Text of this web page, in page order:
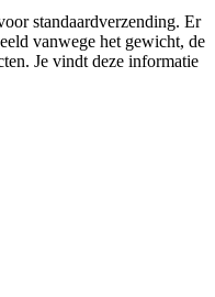
standaardverzending. Er
vanwege het gewicht, de
Je vindt deze informatie